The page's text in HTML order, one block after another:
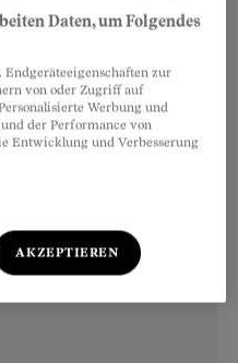
Klumpen so
durch
erzeugen. Das war
Sonne. Die übrig
wirbelte um den
um ihn
Daten, um Folgendes
zur
von oder Zugriff auf
Werbung und
der Performance von
Entwicklung und Verbesserung
AKZEPTIEREN